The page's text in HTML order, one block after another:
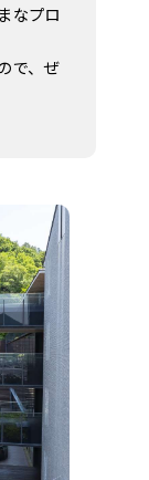
なプロ
で、ぜ